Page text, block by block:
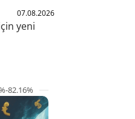
07.08.2026
yeni
82.16%